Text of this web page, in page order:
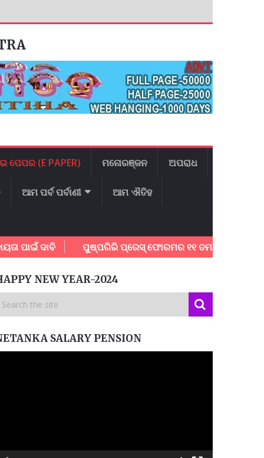
ଇ ପେପର (E PAPER) ମନୋରଞ୍ଜନ ଅପରାଧ
ଆମ ପର୍ବ ପର୍ବାଣୀ ଆମ ଐତିହ
ପୁଷ୍ପଗିରି ପ୍ରେସ୍ ଫୋରମର ୧୧ ତମ ବାର୍ଷିକ ଉତ୍ସବ
NEW YEAR-2024
SALARY PENSION